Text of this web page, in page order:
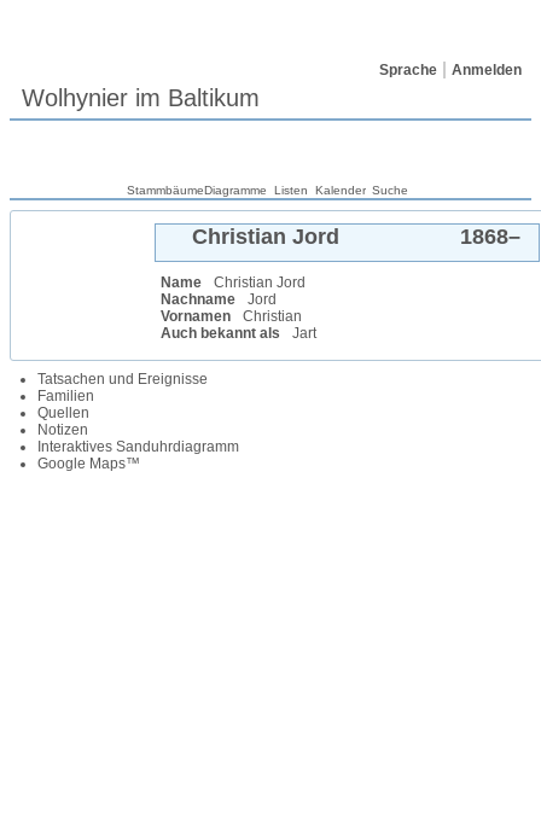
Sprache Anmelden
Wolhynier im Baltikum
StammbäumeDiagramme Listen Kalender Suche
Christian Jord 1868–
Name Christian Jord
Nachname
Jord
Vornamen
Christian
Auch bekannt als
Jart
Tatsachen und Ereignisse
Familien
Quellen
Notizen
Interaktives Sanduhrdiagramm
Google Maps™